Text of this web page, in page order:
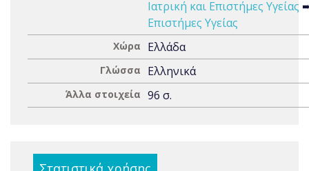
Ιατρική και Επιστήμες Υγείας
Επιστήμες Υγείας
Χώρα Ελλάδα
Γλώσσα Ελληνικά
Άλλα στοιχεία 96 σ.